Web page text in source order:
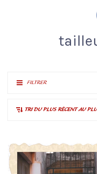
FILTRER